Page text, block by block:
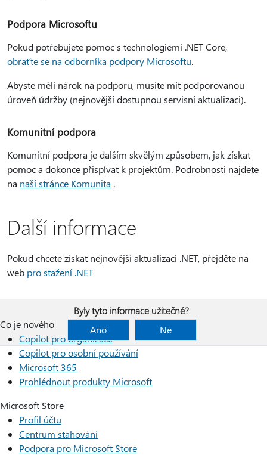
Podpora Microsoftu
Pokud potřebujete pomoc s technologiemi .NET Core,
obraťte se na odborníka podpory Microsoftu.
Abyste měli nárok na podporu, musíte mít podporovanou
úroveň údržby (nejnovější dostupnou servisní aktualizaci).
Komunitní podpora
Komunitní podpora je dalším skvělým způsobem, jak získat
pomoc a dokonce přispívat k projektům. Podrobnosti najdete
na naší stránce Komunita .
Další informace
Pokud chcete získat nejnovější aktualizaci .NET, přejděte na
web pro stažení .NET
Byly tyto informace užitečné?
Ano
Ne
Co je nového
Copilot pro organizace
Copilot pro osobní používání
Microsoft 365
Prohlédnout produkty Microsoft
Microsoft Store
Profil účtu
Centrum stahování
Podpora pro Microsoft Store